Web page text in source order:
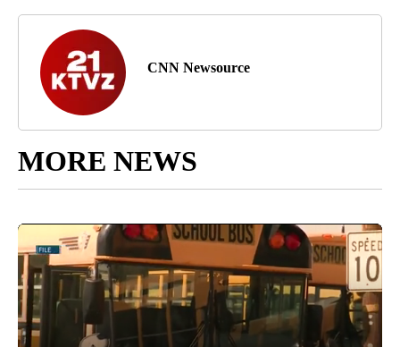
CNN Newsource
MORE NEWS